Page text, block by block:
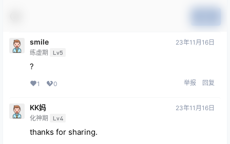
smile
练虚期 Lv5
23年11月16日
?
1 0 举报 回复
KK妈
化神期 Lv4
23年11月16日
thanks for sharing.